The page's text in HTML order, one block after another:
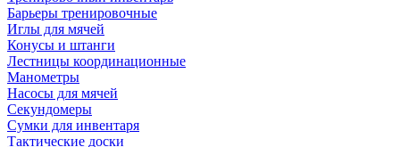
Барьеры тренировочные
Иглы для мячей
Конусы и штанги
Лестницы координационные
Манометры
Насосы для мячей
Секундомеры
Сумки для инвентаря
Тактические доски